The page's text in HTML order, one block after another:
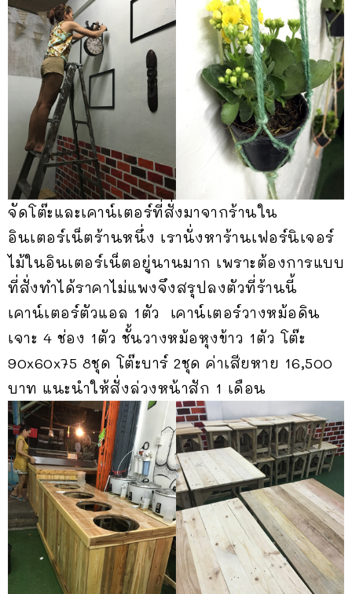
จัดโต๊ะและเคาน์เตอร์ที่สั่งมาจากร้านใน
อินเตอร์เน็ตร้านหนึ่ง เรานั่งหาร้านเฟอร์นิเจอร์
ไม้ในอินเตอร์เน็ตอยู่นานมาก เพราะต้องการแบบ
ที่สั่งทำได้ราคาไม่แพงจึงสรุปลงตัวที่ร้านนี้
เคาน์เตอร์ตัวแอล 1ตัว เคาน์เตอร์วางหม้อดิน
เจาะ 4 ช่อง 1ตัว ชั้นวางหม้อหุงข้าว 1ตัว โต๊ะ
90x60x75 8ชุด โต๊ะบาร์ 2ชุด ค่าเสียหาย 16,500
บาท แนะนำให้สั่งล่วงหน้าสัก 1 เดือน